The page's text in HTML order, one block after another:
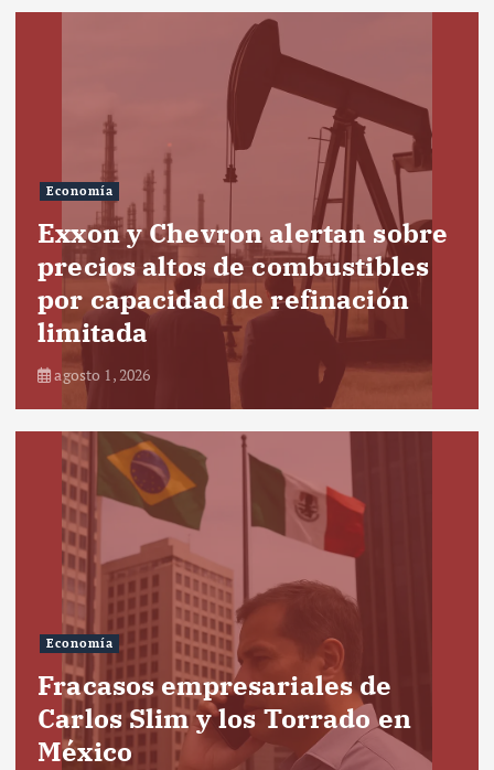
Economía
Exxon y Chevron alertan sobre
precios altos de combustibles
por capacidad de refinación
limitada
agosto 1, 2026
Economía
Fracasos empresariales de
Carlos Slim y los Torrado en
México